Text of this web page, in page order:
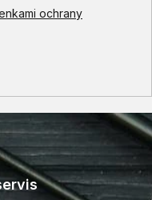
ochrany